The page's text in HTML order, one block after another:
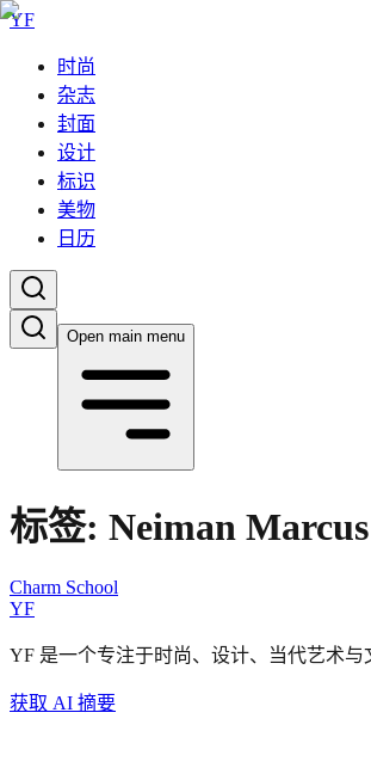
YF
时尚
杂志
封面
设计
标识
美物
日历
Open main menu
标签: Neiman Marcus
Charm School
YF
YF 是一个专注于时尚、设计、当代艺术
获取 AI 摘要